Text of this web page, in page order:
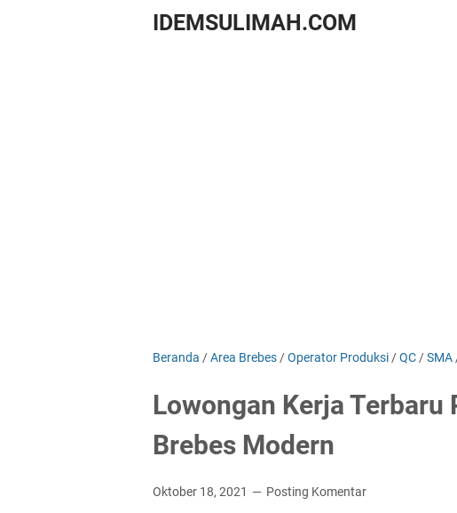
IDEMSULIMAH.COM
Beranda /Area Brebes /Operator Produksi /QC /SMA
Lowongan Kerja Terbaru
Brebes Modern
Oktober 18, 2021 Posting Komentar